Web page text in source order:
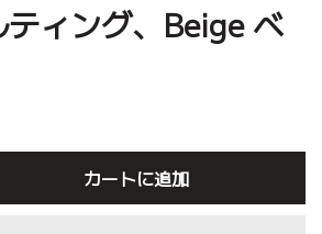
ティング、Beige ベ
カートに追加